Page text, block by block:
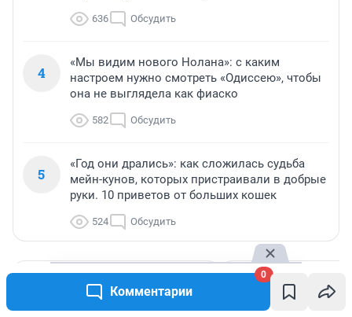
Комментарии
0
636 Обсудить
4
«Мы видим нового Нолана»: с каким
настроем нужно смотреть «Одиссею», чтобы
она не выглядела как фиаско
582 Обсудить
5
«Год они дрались»: как сложилась судьба
мейн-кунов, которых пристраивали в добрые
руки. 10 приветов от больших кошек
524 Обсудить
Мой банк меня
МНЕНИЕ
«Никого нельзя